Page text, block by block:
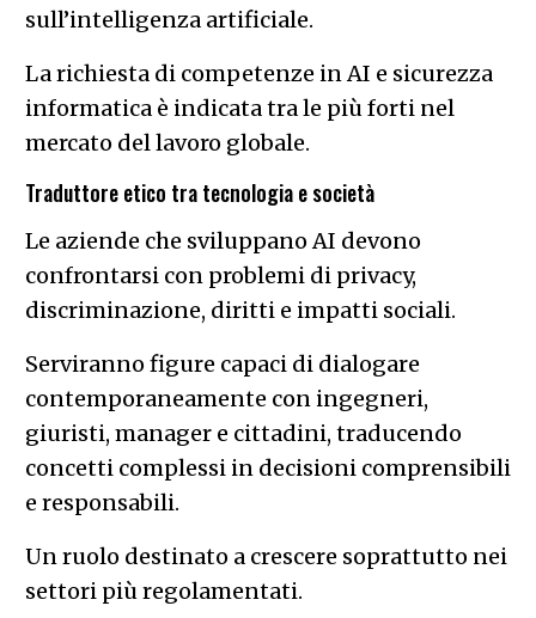
sull’intelligenza artificiale.
La richiesta di competenze in AI e sicurezza
informatica è indicata tra le più forti nel
mercato del lavoro globale.
Traduttore etico tra tecnologia e società
Le aziende che sviluppano AI devono
confrontarsi con problemi di privacy,
discriminazione, diritti e impatti sociali.
Serviranno figure capaci di dialogare
contemporaneamente con ingegneri,
giuristi, manager e cittadini, traducendo
concetti complessi in decisioni comprensibili
e responsabili.
Un ruolo destinato a crescere soprattutto nei
settori più regolamentati.